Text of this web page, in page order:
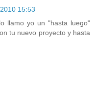
15:53
llamo yo un "hasta luego"
tu nuevo proyecto y hasta